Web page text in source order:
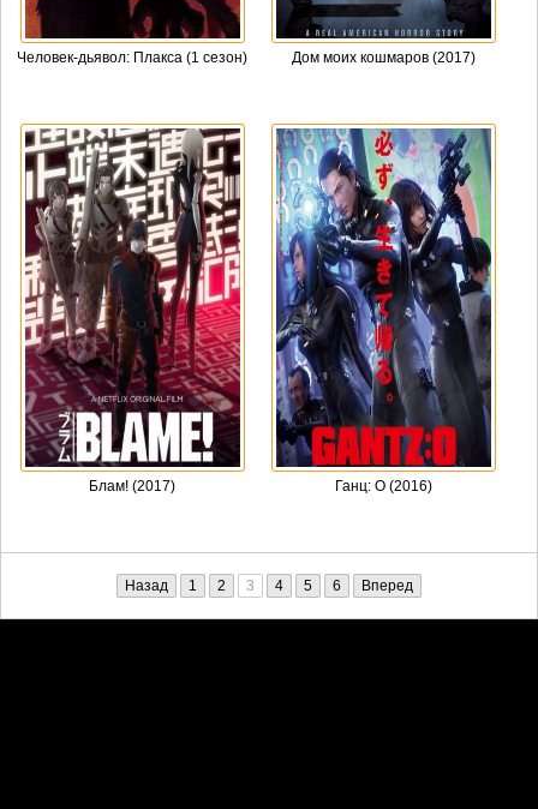
Человек-дьявол: Плакса (1 сезон) Дом моих кошмаров (2017)
Блам! (2017) Ганц: О (2016)
Назад 1 2 3 4 5 6 Вперед